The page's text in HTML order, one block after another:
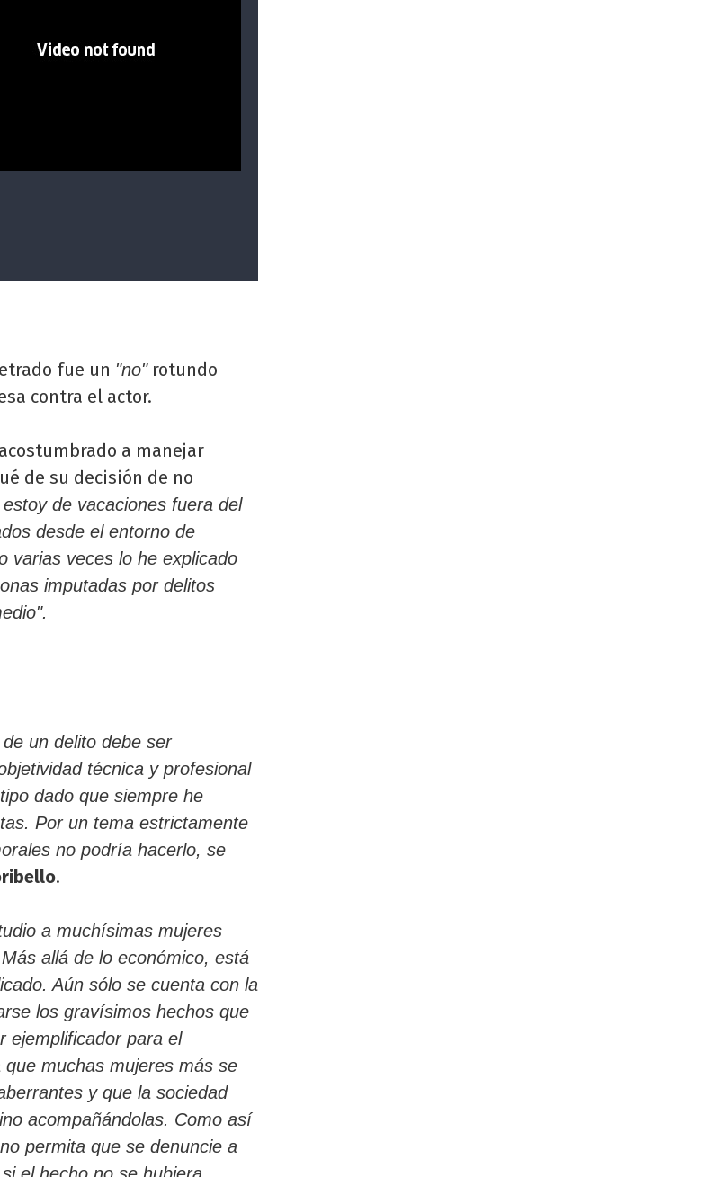
fue un "no"rotundo
contra el actor.
a manejar
de su decisión de no
de vacaciones fuera del
desde el entorno de
varias veces lo he explicado
imputadas por delitos
un delito debe ser
técnica y profesional
dado que siempre he
Por un tema estrictamente
no podría hacerlo, se
.
a muchísimas mujeres
allá de lo económico, está
Aún sólo se cuenta con la
los gravísimos hechos que
ejemplificador para el
muchas mujeres más se
y que la sociedad
acompañándolas. Como así
permita que se denuncie a